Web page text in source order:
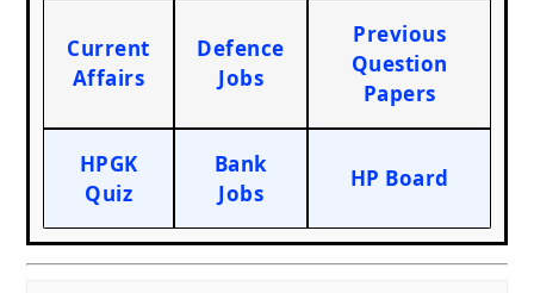
Current
Affairs
Defence
Jobs
Previous
Question
Papers
HPGK
Quiz
Bank
Jobs
HP Board